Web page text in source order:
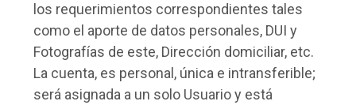
los requerimientos correspondientes tales
como el aporte de datos personales, DUI y
Fotografías de este, Dirección domiciliar, etc.
La cuenta, es personal, única e intransferible;
será asignada a un solo Usuario y está